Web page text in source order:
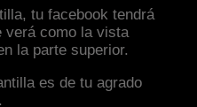
tu facebook tendrá
verá como la vista
la parte superior.
es de tu agrado